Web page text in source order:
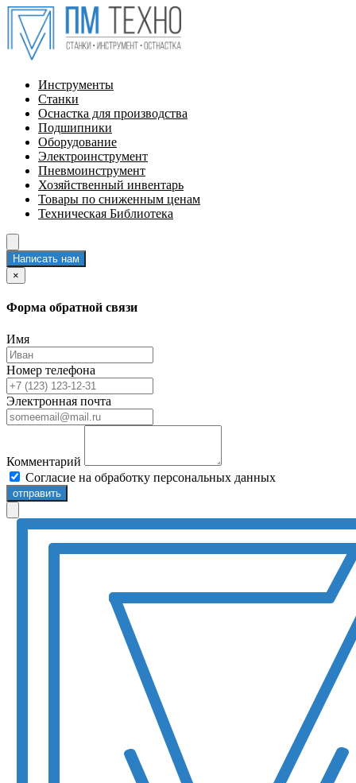
Инструменты
Станки
Оснастка для производства
Подшипники
Оборудование
Электроинструмент
Пневмоинструмент
Хозяйственный инвентарь
Товары по сниженным ценам
Техническая Библиотека
Написать нам
×
Форма обратной связи
Имя
Номер телефона
Электронная почта
Комментарий
Согласие на обработку персональных данных
отправить